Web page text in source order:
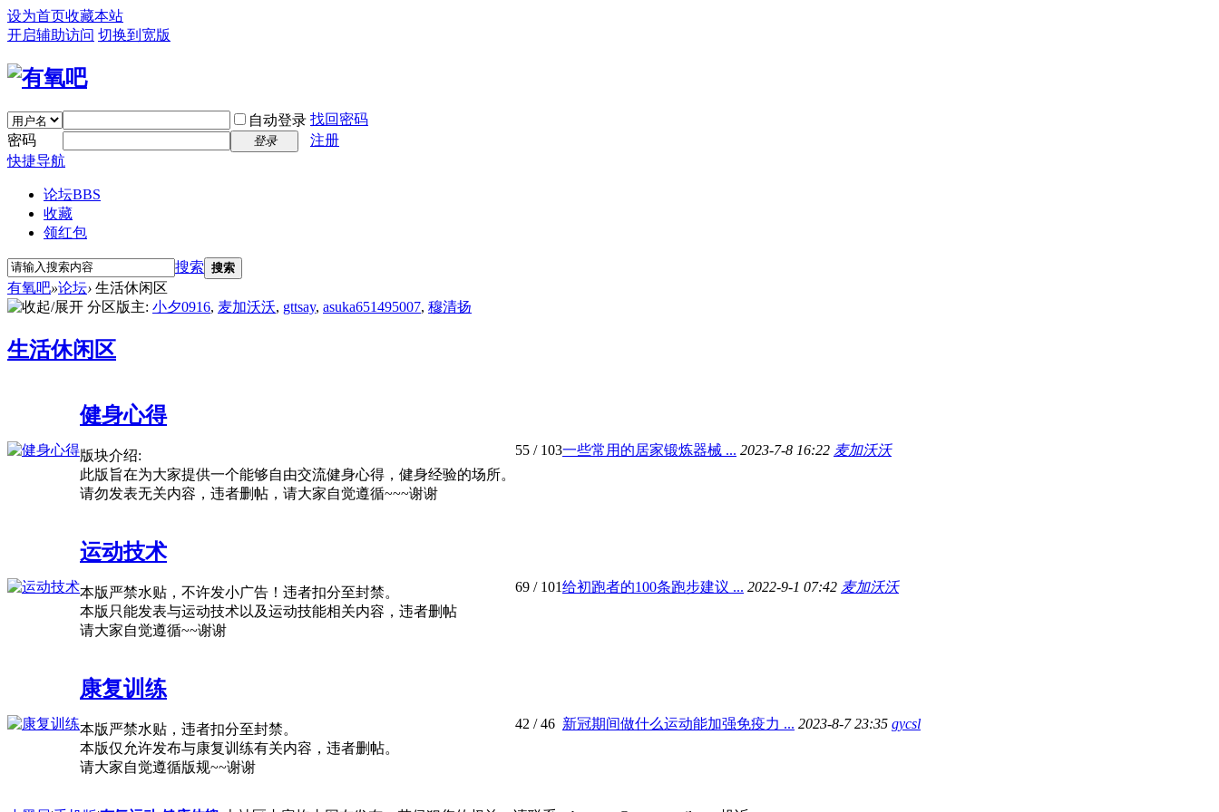
设为首页收藏本站
开启辅助访问 切换到宽版
自动登录 找回密码
密码
登录
注册
快捷导航
论坛BBS
收藏
领红包
搜索 搜索
有氧吧»论坛› 生活休闲区
分区版主: 小夕0916, 麦加沃沃, gttsay, asuka651495007, 穆清扬
生活休闲区
健身心得
版块介绍:
此版旨在为大家提供一个能够自由交流健身心得，健身经验的场所。
请勿发表无关内容，违者删帖，请大家自觉遵循~~~谢谢
55 / 103一些常用的居家锻炼器械 ... 2023-7-8 16:22 麦加沃沃
运动技术
本版严禁水贴，不许发小广告！违者扣分至封禁。
本版只能发表与运动技术以及运动技能相关内容，违者删帖
请大家自觉遵循~~谢谢
69 / 101给初跑者的100条跑步建议 ... 2022-9-1 07:42 麦加沃沃
康复训练
本版严禁水贴，违者扣分至封禁。
本版仅允许发布与康复训练有关内容，违者删帖。
请大家自觉遵循版规~~谢谢
42 / 46 新冠期间做什么运动能加强免疫力 ... 2023-8-7 23:35 gycsl